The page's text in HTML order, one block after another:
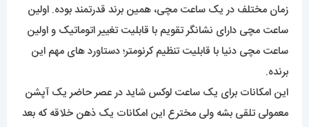
زمان مختلف در یک ساعت مچی، همین برند قدرتمند بوده. اولین
ساعت مچی دارای نشانگر تقویم با قابلیت تغییر اتوماتیک و اولین
ساعت مچی دنیا با قابلیت تنظیم کرنومتر؛ دستاورد های مهم این
برنده.
این امکانات برای یک ساعت لوکس شاید در عصر حاضر یک آپشن
معمولی تلقی بشه ولی مخترع این امکانات یک ذهن خلاقه که بعد